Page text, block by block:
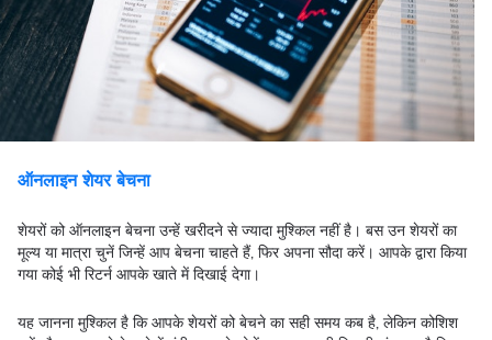
ऑनलाइन शेयर बेचना
शेयरों को ऑनलाइन बेचना उन्हें खरीदने से ज्यादा मुश्किल नहीं है। बस उन शेयरों का
मूल्य या मात्रा चुनें जिन्हें आप बेचना चाहते हैं, फिर अपना सौदा करें। आपके द्वारा किया
गया कोई भी रिटर्न आपके खाते में दिखाई देगा।
यह जानना मुश्किल है कि आपके शेयरों को बेचने का सही समय कब है, लेकिन कोशिश